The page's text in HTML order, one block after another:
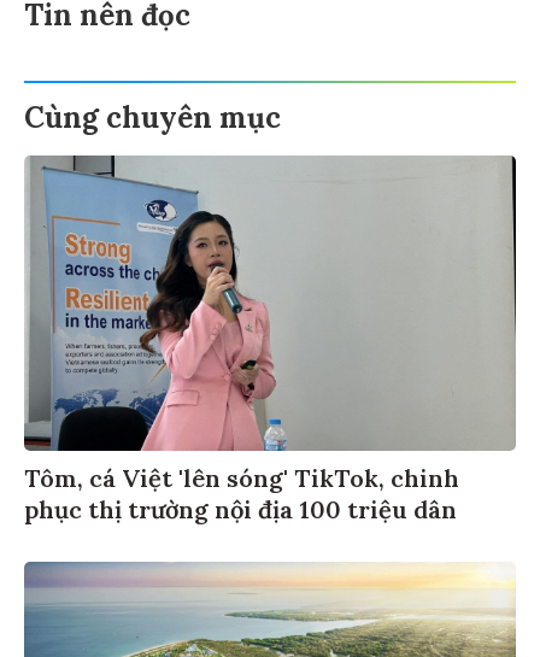
Tin nên đọc
Cùng chuyên mục
Tôm, cá Việt 'lên sóng' TikTok, chinh
phục thị trường nội địa 100 triệu dân